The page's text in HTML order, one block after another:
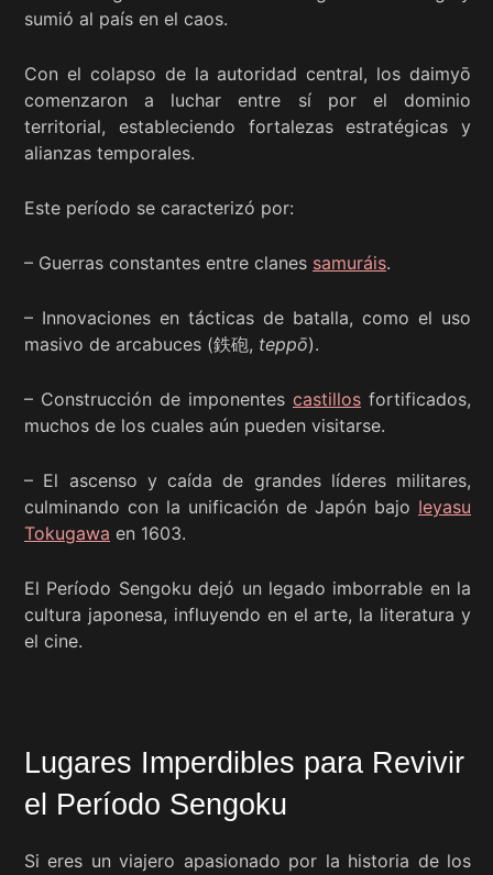
sumió al país en el caos.
Con el colapso de la autoridad central, los daimyō
comenzaron a luchar entre sí por el dominio
territorial, estableciendo fortalezas estratégicas y
alianzas temporales.
Este período se caracterizó por:
– Guerras constantes entre clanes samuráis.
– Innovaciones en tácticas de batalla, como el uso
masivo de arcabuces (鉄砲, teppō).
– Construcción de imponentes castillos fortificados,
muchos de los cuales aún pueden visitarse.
– El ascenso y caída de grandes líderes militares,
culminando con la unificación de Japón bajo Ieyasu
Tokugawa en 1603.
El Período Sengoku dejó un legado imborrable en la
cultura japonesa, influyendo en el arte, la literatura y
el cine.
Lugares Imperdibles para Revivir
el Período Sengoku
Si eres un viajero apasionado por la historia de los